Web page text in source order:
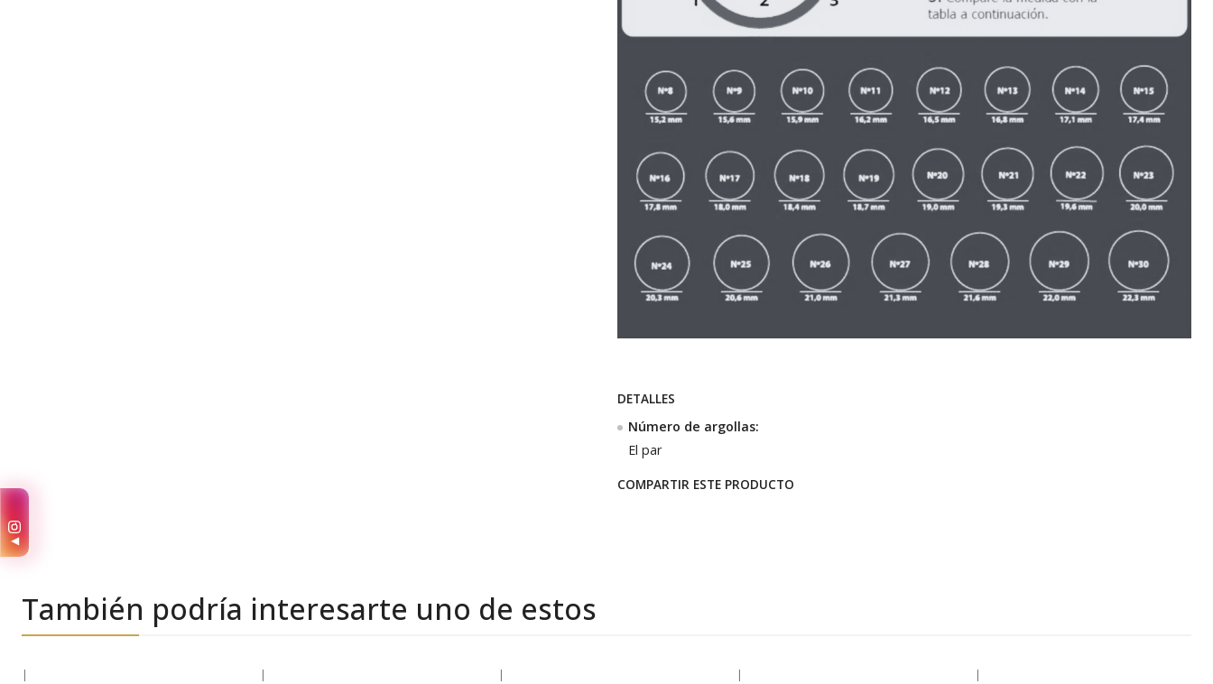
DETALLES
Número de argollas:
El par
COMPARTIR ESTE PRODUCTO
También podría interesarte uno de estos
| | | | |
✨
◀